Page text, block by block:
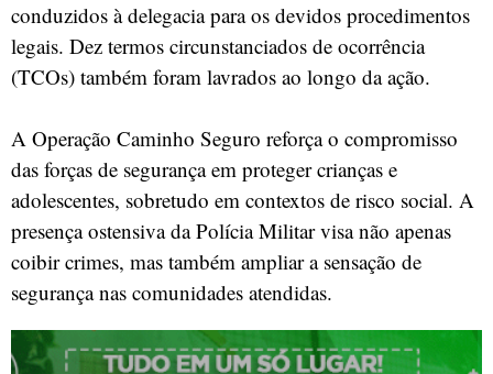
conduzidos à delegacia para os devidos procedimentos
legais. Dez termos circunstanciados de ocorrência
(TCOs) também foram lavrados ao longo da ação.
A Operação Caminho Seguro reforça o compromisso
das forças de segurança em proteger crianças e
adolescentes, sobretudo em contextos de risco social. A
presença ostensiva da Polícia Militar visa não apenas
coibir crimes, mas também ampliar a sensação de
segurança nas comunidades atendidas.